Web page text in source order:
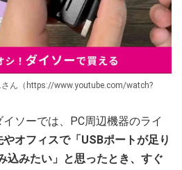
ん（https://www.youtube.com/watch?
ソーでは、PC周辺機器のライ
やオフィスで「USBポートが足り
込みたい」と思ったとき、すぐ